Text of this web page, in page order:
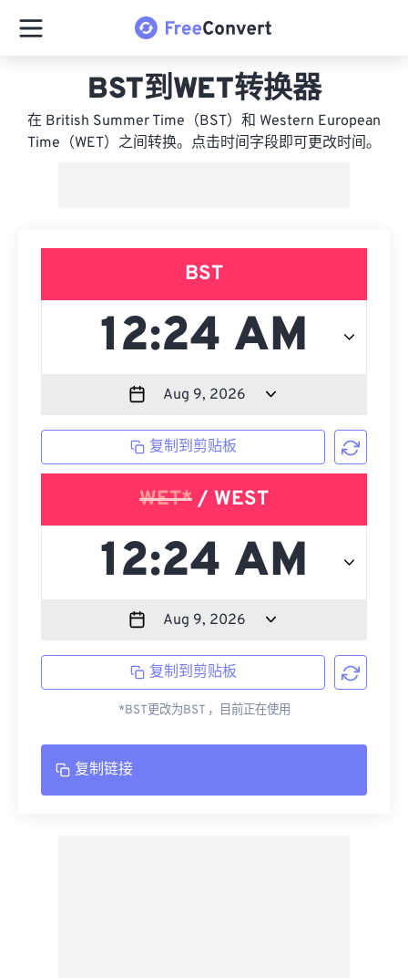
BST到WET转换器
在 British Summer Time（BST）和 Western European
Time（WET）之间转换。点击时间字段即可更改时间。
BST
复制到剪贴板
WET* / WEST
复制到剪贴板
*BST更改为BST ，目前正在使用
复制链接